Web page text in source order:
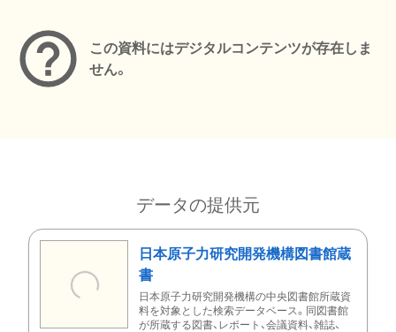
この資料にはデジタルコンテンツが存在しま
せん。
データの提供元
日本原子力研究開発機構図書館蔵
書
日本原子力研究開発機構の中央図書館所蔵資
料を対象とした検索データベース。同図書館
が所蔵する図書、レポート、会議資料、雑誌、